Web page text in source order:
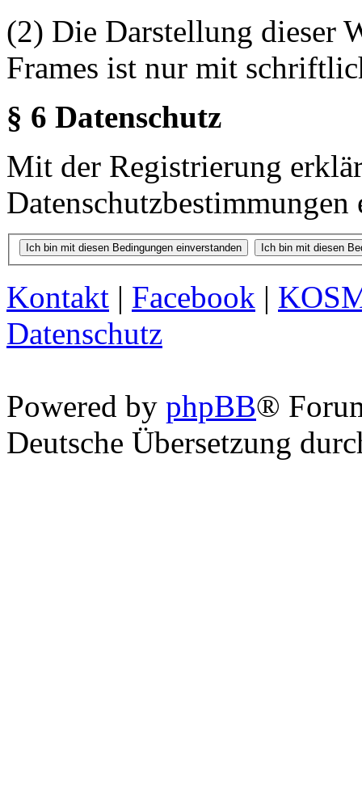
(2) Die Darstellung dieser
Frames ist nur mit
§ 6 Datenschutz
Mit der Registrierung
Datenschutzbestimmungen
Kontakt | Facebook |
Datenschutz
Powered by phpBB®
Deutsche Übersetzung